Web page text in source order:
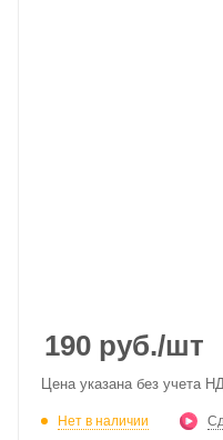
190 руб./шт
Цена указана без учета
Нет в наличии